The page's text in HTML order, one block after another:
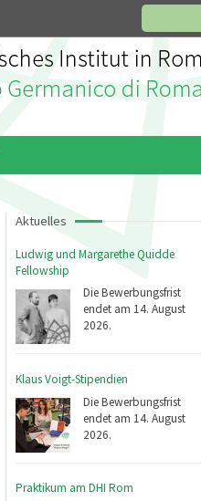
Aktuelles
Ludwig und Margarethe Quidde
Fellowship
Die Bewerbungsfrist
endet am 14. August
2026.
Klaus Voigt-Stipendien
Die Bewerbungsfrist
endet am 14. August
2026.
Praktikum am DHI Rom